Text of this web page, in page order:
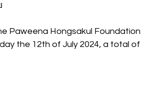
Paweena Hongsakul
the 12th of July 2024, a total of